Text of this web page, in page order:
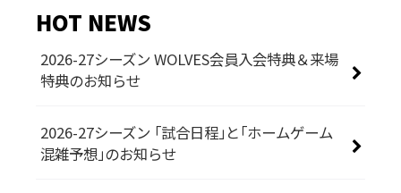
HOT NEWS
2026-27シーズン WOLVES会員入会特典＆来場
特典のお知らせ
2026-27シーズン 「試合日程」と「ホームゲーム
混雑予想」のお知らせ